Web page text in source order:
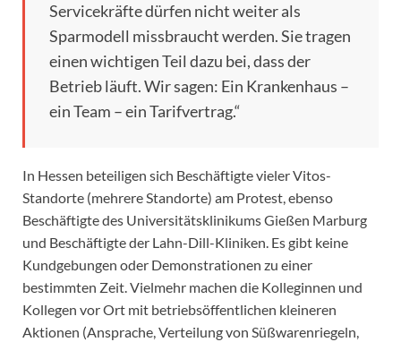
Servicekräfte dürfen nicht weiter als
Sparmodell missbraucht werden. Sie tragen
einen wichtigen Teil dazu bei, dass der
Betrieb läuft. Wir sagen: Ein Krankenhaus –
ein Team – ein Tarifvertrag.“
In Hessen beteiligen sich Beschäftigte vieler Vitos-
Standorte (mehrere Standorte) am Protest, ebenso
Beschäftigte des Universitätsklinikums Gießen Marburg
und Beschäftigte der Lahn-Dill-Kliniken. Es gibt keine
Kundgebungen oder Demonstrationen zu einer
bestimmten Zeit. Vielmehr machen die Kolleginnen und
Kollegen vor Ort mit betriebsöffentlichen kleineren
Aktionen (Ansprache, Verteilung von Süßwarenriegeln,